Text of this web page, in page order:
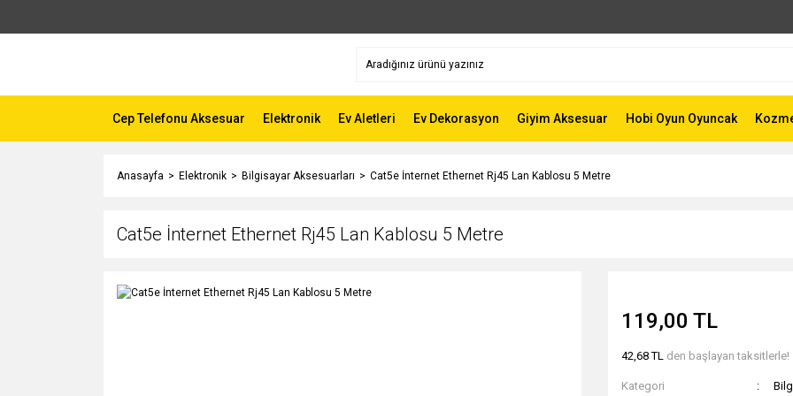
Cep Telefonu Aksesuar Elektronik Ev Aletleri Ev Dekorasyon Giyim Aksesuar Hobi Oyun Oyuncak
Anasayfa Elektronik Bilgisayar Aksesuarları Cat5e İnternet Ethernet Rj45 Lan Kablosu 5 Metre
Cat5e İnternet Ethernet Rj45 Lan Kablosu 5 Metre
119,00 TL
42,68 TL den başlayan taksitlerle!
Kategori